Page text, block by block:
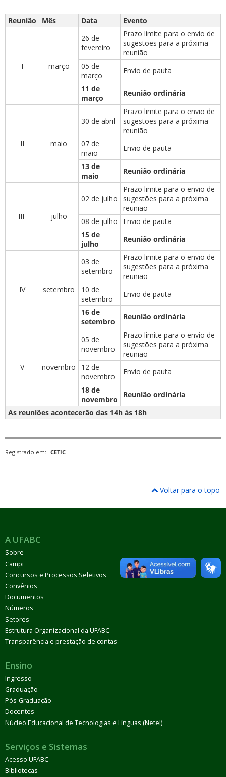
Reunião Mês Data Evento
I março
26 de
fevereiro
Prazo limite para o envio de
sugestões para a próxima
reunião
05 de
março
Envio de pauta
11 de
março
Reunião ordinária
II maio
30 de abril
Prazo limite para o envio de
sugestões para a próxima
reunião
07 de
maio
Envio de pauta
13 de
maio
Reunião ordinária
III julho
02 de julho
Prazo limite para o envio de
sugestões para a próxima
reunião
08 de julho
Envio de pauta
15 de
julho
Reunião ordinária
IV setembro
03 de
setembro
Prazo limite para o envio de
sugestões para a próxima
reunião
10 de
setembro
Envio de pauta
16 de
setembro
Reunião ordinária
V novembro
05 de
novembro
Prazo limite para o envio de
sugestões para a próxima
reunião
12 de
novembro
Envio de pauta
18 de
novembro
Reunião ordinária
As reuniões acontecerão das 14h às 18h
Registrado em: CETIC
Voltar para o topo
A UFABC
Sobre
Campi
Concursos e Processos Seletivos
Convênios
Documentos
Números
Setores
Estrutura Organizacional da UFABC
Transparência e prestação de contas
Ensino
Ingresso
Graduação
Pós-Graduação
Docentes
Núcleo Educacional de Tecnologias e Línguas (Netel)
Serviços e Sistemas
Acesso UFABC
Bibliotecas